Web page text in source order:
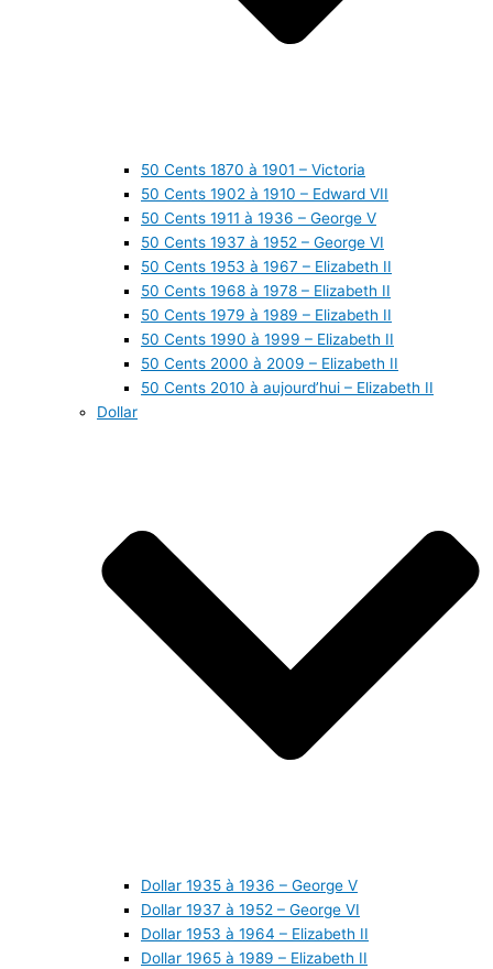
50 Cents 1870 à 1901 – Victoria
50 Cents 1902 à 1910 – Edward VII
50 Cents 1911 à 1936 – George V
50 Cents 1937 à 1952 – George VI
50 Cents 1953 à 1967 – Elizabeth II
50 Cents 1968 à 1978 – Elizabeth II
50 Cents 1979 à 1989 – Elizabeth II
50 Cents 1990 à 1999 – Elizabeth II
50 Cents 2000 à 2009 – Elizabeth II
50 Cents 2010 à aujourd’hui – Elizabeth II
Dollar
Dollar 1935 à 1936 – George V
Dollar 1937 à 1952 – George VI
Dollar 1953 à 1964 – Elizabeth II
Dollar 1965 à 1989 – Elizabeth II